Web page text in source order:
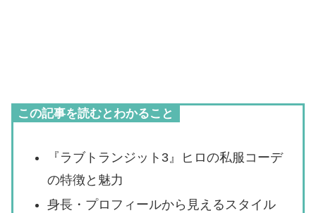
この記事を読むとわかること
『ラブトランジット3』ヒロの私服コーデ
の特徴と魅力
身長・プロフィールから見えるスタイル